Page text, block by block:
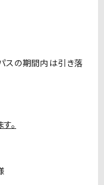
スの期間内は引き落
。